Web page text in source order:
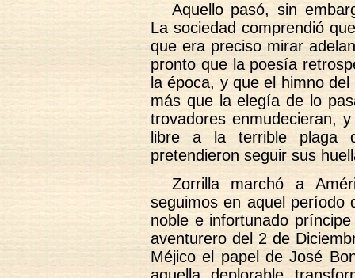
Aquello pasó, sin
La sociedad comprendió
que era preciso mirar
pronto que la poesía
la época, y que el himno
más que la elegía de lo
trovadores enmudecieran,
libre a la terrible plaga
pretendieron seguir sus
Zorrilla marchó a
seguimos en aquel período
noble e infortunado
aventurero del 2 de
Méjico el papel de José